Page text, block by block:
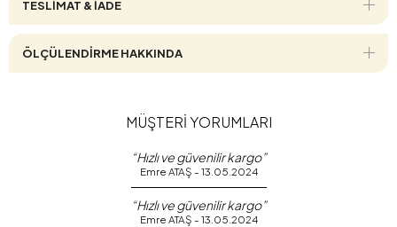
TESLİMAT & İADE
ÖLÇÜLENDİRME HAKKINDA
MÜŞTERİ YORUMLARI
“Hızlı ve güvenilir kargo”
Emre ATAŞ - 13.05.2024
“Hızlı ve güvenilir kargo”
Emre ATAŞ - 13.05.2024